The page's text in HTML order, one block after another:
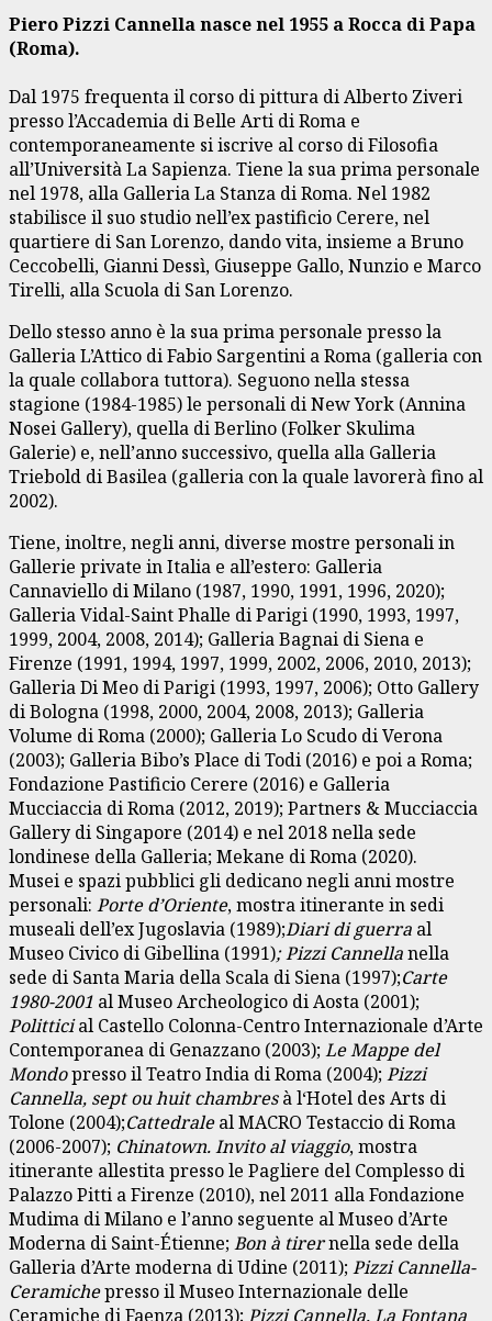
Piero Pizzi Cannella nasce nel 1955 a Rocca di Papa
(Roma).
Dal 1975 frequenta il corso di pittura di Alberto Ziveri
presso l’Accademia di Belle Arti di Roma e
contemporaneamente si iscrive al corso di Filosofia
all’Università La Sapienza. Tiene la sua prima personale
nel 1978, alla Galleria La Stanza di Roma. Nel 1982
stabilisce il suo studio nell’ex pastificio Cerere, nel
quartiere di San Lorenzo, dando vita, insieme a Bruno
Ceccobelli, Gianni Dessì, Giuseppe Gallo, Nunzio e Marco
Tirelli, alla Scuola di San Lorenzo.
Dello stesso anno è la sua prima personale presso la
Galleria L’Attico di Fabio Sargentini a Roma (galleria con
la quale collabora tuttora). Seguono nella stessa
stagione (1984-1985) le personali di New York (Annina
Nosei Gallery), quella di Berlino (Folker Skulima
Galerie) e, nell’anno successivo, quella alla Galleria
Triebold di Basilea (galleria con la quale lavorerà fino al
2002).
Tiene, inoltre, negli anni, diverse mostre personali in
Gallerie private in Italia e all’estero: Galleria
Cannaviello di Milano (1987, 1990, 1991, 1996, 2020);
Galleria Vidal-Saint Phalle di Parigi (1990, 1993, 1997,
1999, 2004, 2008, 2014); Galleria Bagnai di Siena e
Firenze (1991, 1994, 1997, 1999, 2002, 2006, 2010, 2013);
Galleria Di Meo di Parigi (1993, 1997, 2006); Otto Gallery
di Bologna (1998, 2000, 2004, 2008, 2013); Galleria
Volume di Roma (2000); Galleria Lo Scudo di Verona
(2003); Galleria Bibo’s Place di Todi (2016) e poi a Roma;
Fondazione Pastificio Cerere (2016) e Galleria
Mucciaccia di Roma (2012, 2019); Partners & Mucciaccia
Gallery di Singapore (2014) e nel 2018 nella sede
londinese della Galleria; Mekane di Roma (2020).
Musei e spazi pubblici gli dedicano negli anni mostre
personali: Porte d’Oriente, mostra itinerante in sedi
museali dell’ex Jugoslavia (1989);Diari di guerra al
Museo Civico di Gibellina (1991); Pizzi Cannellanella
sede di Santa Maria della Scala di Siena (1997);Carte
1980-2001 al Museo Archeologico di Aosta (2001);
Politticial Castello Colonna-Centro Internazionale d’Arte
Contemporanea di Genazzano (2003); Le Mappe del
Mondopresso il Teatro India di Roma (2004); Pizzi
Cannella, sept ou huit chambresà l‘Hotel des Arts di
Tolone (2004);Cattedraleal MACRO Testaccio di Roma
(2006-2007); Chinatown. Invito al viaggio, mostra
itinerante allestita presso le Pagliere del Complesso di
Palazzo Pitti a Firenze (2010), nel 2011 alla Fondazione
Mudima di Milano e l’anno seguente al Museo d’Arte
Moderna di Saint-Étienne; Bon à tirernella sede della
Galleria d’Arte moderna di Udine (2011); Pizzi Cannella-
Ceramichepresso il Museo Internazionale delle
Ceramiche di Faenza (2013); Pizzi Cannella, La Fontana